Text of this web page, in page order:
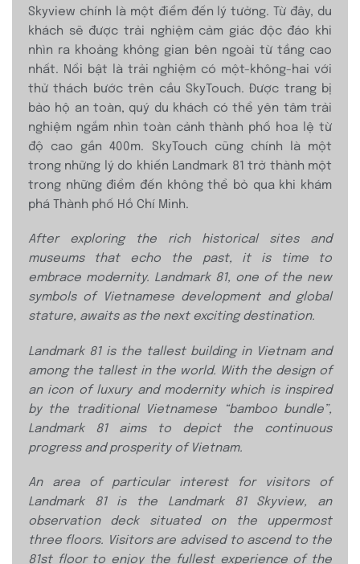
Skyview chính là một điểm đến lý tưởng. Từ đây, du
khách sẽ được trải nghiệm cảm giác độc đáo khi
nhìn ra khoảng không gian bên ngoài từ tầng cao
nhất. Nổi bật là trải nghiệm có một-không-hai với
thử thách bước trên cầu SkyTouch. Được trang bị
bảo hộ an toàn, quý du khách có thể yên tâm trải
nghiệm ngắm nhìn toàn cảnh thành phố hoa lệ từ
độ cao gần 400m. SkyTouch cũng chính là một
trong những lý do khiến Landmark 81 trở thành một
trong những điểm đến không thể bỏ qua khi khám
phá Thành phố Hồ Chí Minh.
After exploring the rich historical sites and
museums that echo the past, it is time to
embrace modernity. Landmark 81, one of the new
symbols of Vietnamese development and global
stature, awaits as the next exciting destination.
Landmark 81 is the tallest building in Vietnam and
among the tallest in the world. With the design of
an icon of luxury and modernity which is inspired
by the traditional Vietnamese “bamboo bundle”,
Landmark 81 aims to depict the continuous
progress and prosperity of Vietnam.
An area of particular interest for visitors of
Landmark 81 is the Landmark 81 Skyview, an
observation deck situated on the uppermost
three floors. Visitors are advised to ascend to the
81st floor to enjoy the fullest experience of the